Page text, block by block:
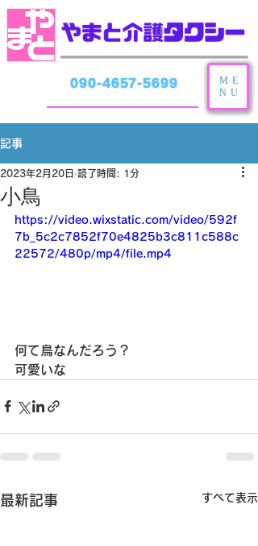
090-4657-5699
ME
NU
記事
小鳥
2023年2月20日 読了時間: 1分
https://video.wixstatic.com/video/592f
7b_5c2c7852f70e4825b3c811c588c
22572/480p/mp4/file.mp4
何て鳥なんだろう？
可愛いな
最新記事 すべて表示